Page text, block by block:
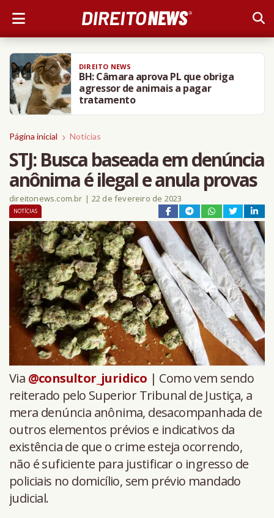
DIREITO NEWS
BH: Câmara aprova PL que obriga
agressor de animais a pagar
tratamento
Página inicial Notícias
STJ: Busca baseada em denúncia
anônima é ilegal e anula provas
direitonews.com.br | 22 de fevereiro de 2023
NOTÍCIAS
Via @consultor_juridico | Como vem sendo
reiterado pelo Superior Tribunal de Justiça, a
mera denúncia anônima, desacompanhada de
outros elementos prévios e indicativos da
existência de que o crime esteja ocorrendo,
não é suficiente para justificar o ingresso de
policiais no domicílio, sem prévio mandado
judicial.